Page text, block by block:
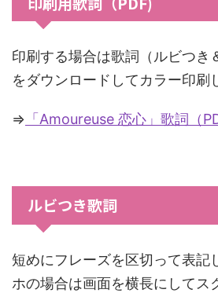
印刷する場合は歌詞（ルビつき
をダウンロードしてカラー印刷
⇒ 「Amoureuse 恋心」歌詞（
ルビつき歌詞
短めにフレーズを区切って表記
ホの場合は画面を横長にしてス